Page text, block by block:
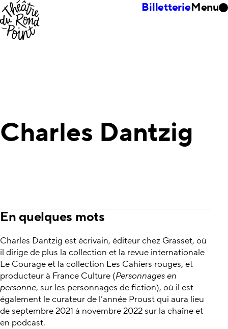
BilletterieMenu
Charles Dantzig
En quelques mots
Charles Dantzig est écrivain, éditeur chez Grasset, où
il dirige de plus la collection et la revue internationale
Le Courage et la collection Les Cahiers rouges, et
producteur à France Culture (Personnages en
personne, sur les personnages de fiction), où il est
également le curateur de l’année Proust qui aura lieu
de septembre 2021 à novembre 2022 sur la chaîne et
en podcast.